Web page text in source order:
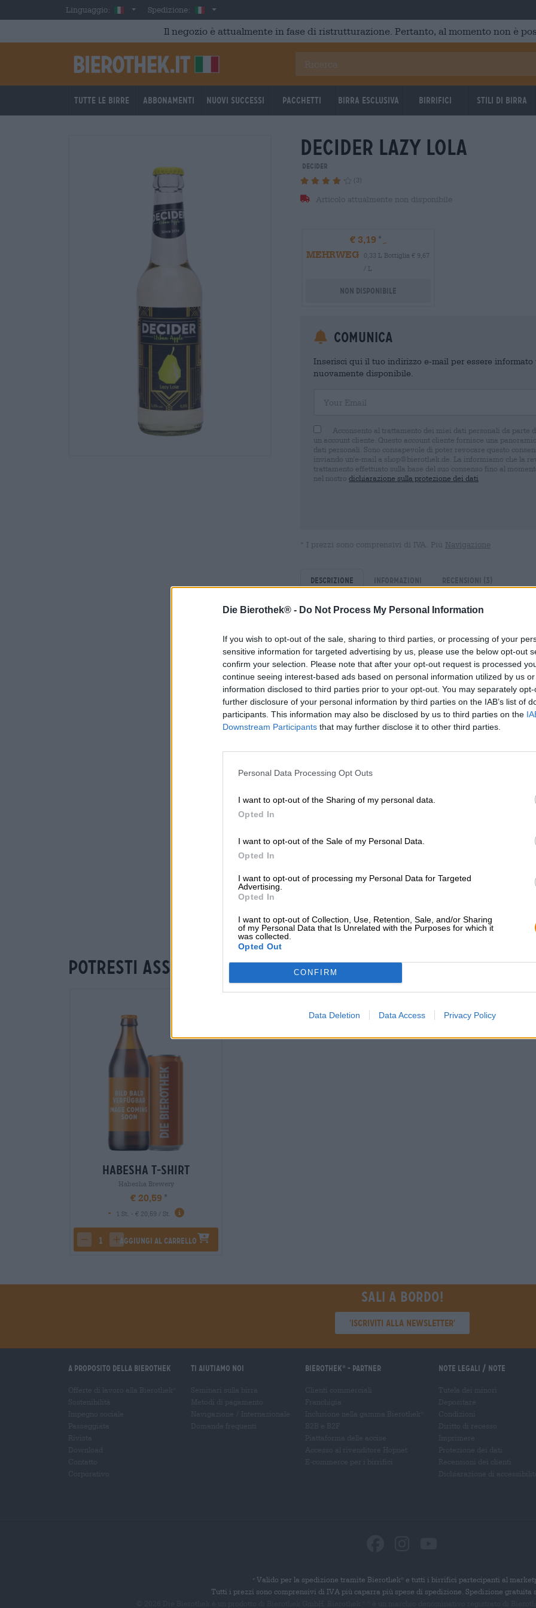
Die Bierothek® - Do Not Process My Personal Information
If you wish to opt-out of the sale, sharing to third parties, or processing of your
sensitive information for targeted advertising by us, please use the below opt-out
confirm your selection. Please note that after your opt-out request is processed
continue seeing interest-based ads based on personal information utilized by us
information disclosed to third parties prior to your opt-out. You may separately
further disclosure of your personal information by third parties on the IAB’s list of
participants. This information may also be disclosed by us to third parties on the
Downstream Participants that may further disclose it to other third parties.
Personal Data Processing Opt Outs
I want to opt-out of the Sharing of my personal data.
Opted In
I want to opt-out of the Sale of my Personal Data.
Opted In
I want to opt-out of processing my Personal Data for Targeted
Advertising.
Opted In
I want to opt-out of Collection, Use, Retention, Sale, and/or Sharing
of my Personal Data that Is Unrelated with the Purposes for which it
was collected.
Opted Out
CONFIRM
Data Deletion Data Access Privacy Policy
Skip to main contentLinguaggio: ItalianSpedizione: Italia
Il negozio è attualmente in fase di ristrutturazione. Pertanto, al momento non è
Tutte le birre Abbonamenti Nuovi successi Pacchetti Birra Esclusiva Birrifici Stili di birra
decider lazy lola
DECIDER
(3)
Articolo attualmente non disponibile
€ 3,19
MEHRWEG
0,33 L Bottiglia € 9,67
/ L
Non disponibile
Comunica
Inserisci qui il tuo indirizzo e-mail per essere
nuovamente disponibile.
Acconsento al trattamento dei miei dati personali da parte
un account cliente. Questo account cliente fornisce una
dati personali. Sono consapevole di poter revocare questo
inviando un'e-mail a shop@bierothek.de. La informiamo che la
trattamento effettuato sulla base del suo consenso fino al
nel nostro dichiarazione sulla protezione dei dati
* I prezzi sono comprensivi di IVA. Più Navigazione
Descrizione Informazioni Recensioni (3)
Lazy Lola è l’esca di DECIDER: sciolto e friabile,
che sidro.
Molte persone conoscono il sidro come un succo di
il suo parente acido, il sidro di mele. Il vero sidro non è
per la sua delicata dolcezza, supportata dall’acido
questo sidro è uno spumante alla mela con pere e il
della bevanda ricorda le pere mature e ne ha anche
colpisce con un bouquet pieno di pere appena raccolte
gorgogliante. La piacevole dolcezza della frutta si
Come tutti i prodotti DECIDER, Lazy Lola è privo di
spumante alla pera è un prodotto puramente naturale
tedeschi. Lazy Lola è un’esperienza fruttata e fresca
calde giornate estive. Grazie alla sua acidità naturale e
perfettamente con tutti i tipi di piatti a base di
Hai domande su questa birra?
Du willst größere
günstiger
Potresti assaggiare anche quello
Habesha T-Shirt
Habesha Brewery
€ 20,59
-
1 St. - € 20,59 / St.
decrease quantity
increase quantity
Aggiungi al carrello
Sali a bordo!
'Iscriviti alla newsletter'
A proposito della Bierothek Ti aiutiamo noi Bierothek - Partner Note legali / Note
* Valido per la spedizione tramite Bierothek
e tutti i birrifici partecipanti al
Tutti i prezzi sono comprensivi di IVA più caparra più spese di spedizione. Spedizione gratuita
marchio denominativo registrato di